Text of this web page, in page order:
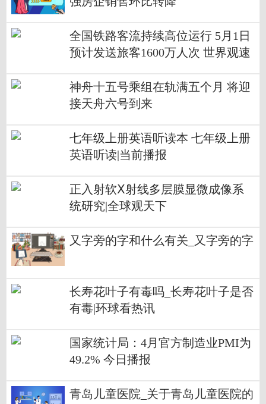
全国铁路客流持续高位运行 5月1日
预计发送旅客1600万人次 世界观速
神舟十五号乘组在轨满五个月 将迎
接天舟六号到来
七年级上册英语听读本 七年级上册
英语听读|当前播报
正入射软Ⅹ射线多层膜显微成像系
统研究|全球观天下
又字旁的字和什么有关_又字旁的字
长寿花叶子有毒吗_长寿花叶子是否
有毒|环球看热讯
国家统计局：4月官方制造业PMI为
49.2% 今日播报
青岛儿童医院_关于青岛儿童医院的